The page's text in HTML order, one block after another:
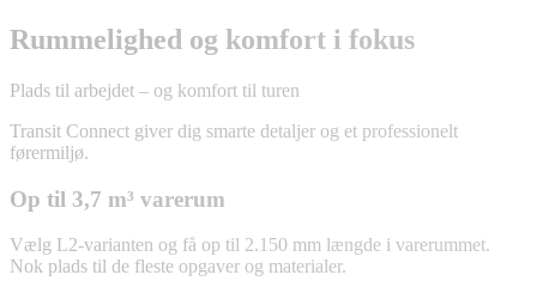
Rummelighed og komfort i fokus
Plads til arbejdet – og komfort til turen
Transit Connect giver dig smarte detaljer og et professionelt
førermiljø.
Op til 3,7 m³ varerum
Vælg L2-varianten og få op til 2.150 mm længde i varerummet.
Nok plads til de fleste opgaver og materialer.